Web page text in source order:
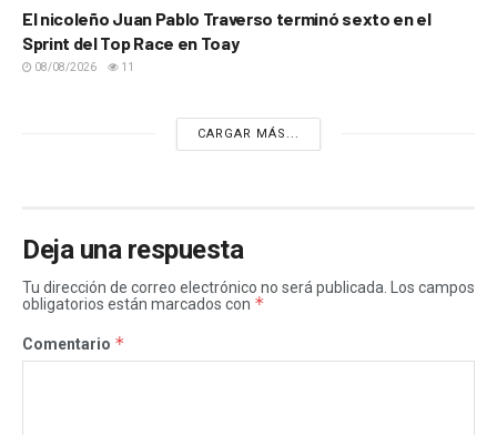
El nicoleño Juan Pablo Traverso terminó sexto en el
Sprint del Top Race en Toay
08/08/2026 11
CARGAR MÁS...
Deja una respuesta
Tu dirección de correo electrónico no será publicada.
Los campos
obligatorios están marcados con *
Comentario *